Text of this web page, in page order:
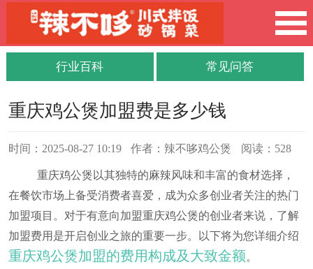
行业百科 常见问答
重庆鸡公煲加盟费是多少钱
时间：2025-08-27 10:19 作者：辣不哆鸡公煲 阅读：528
重庆鸡公煲以其独特的麻辣风味和丰富的食材选择，
在餐饮市场上备受消费者喜爱，成为众多创业者关注的热门
加盟项目。对于有意向加盟重庆鸡公煲的创业者来说，了解
加盟费用是开启创业之旅的重要一步。以下将为您详细介绍
重庆鸡公煲加盟的费用构成及大致金额。